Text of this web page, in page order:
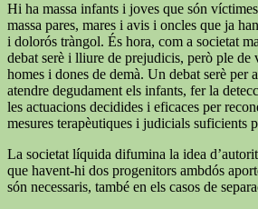
Hi ha massa infants i joves que són
massa pares, mares i avis i oncles que ja
i dolorós tràngol. És hora, com a societat
debat serè i lliure de prejudicis, però ple de
homes i dones de demà. Un debat serè per
atendre degudament els infants, fer la
les actuacions decidides i eficaces per
mesures terapèutiques i judicials suficients
La societat líquida difumina la idea
que havent-hi dos progenitors ambdós
són necessaris, també en els casos de